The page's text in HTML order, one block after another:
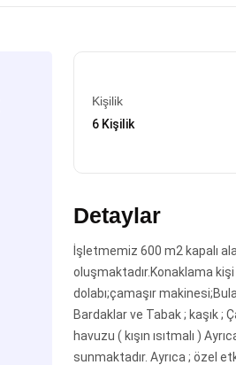
Kişilik
6 Kişilik
Detaylar
İşletmemiz 600 m2 kapalı
oluşmaktadır.Konaklama
dolabı;çamaşır
Bardaklar ve Tabak ; kaşık ;
havuzu ( kışın ısıtmalı )
sunmaktadır. Ayrıca ; özel